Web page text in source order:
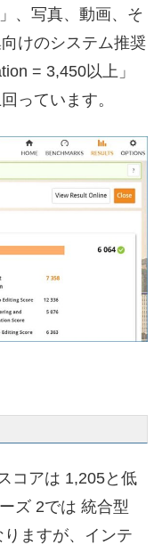
、写真、動画、そ
けのシステム推奨
= 3,450以上」
っています。
コアは 1,205と低
ズ 2では 統合型
ますが、インテ